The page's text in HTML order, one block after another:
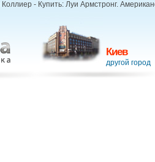
- Купить: Луи Армстронг.
Киев
другой город